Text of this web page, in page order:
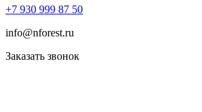
+7 930 999 87 50
info@nforest.ru
Заказать звонок